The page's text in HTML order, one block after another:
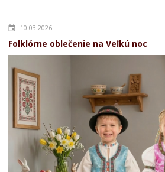
10.03.2026
Folklórne oblečenie na Veľkú noc